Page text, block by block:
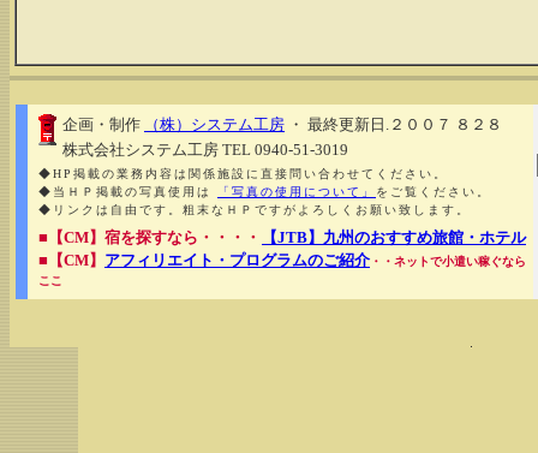
企画・制作 （株）システム工房 ・ 最終更新日.２００７ ８２８
株式会社システム工房 TEL 0940-51-3019
◆HP掲載の業務内容は関係施設に直接問い合わせてください。
◆当ＨＰ掲載の写真使用は
「写真の使用について」 をご覧ください。
◆リンクは自由です。粗末なＨＰですがよろしくお願い致します。
■【CM】宿を探すなら・・・・
【JTB】九州のおすすめ旅館・ホテル
■【CM】 アフィリエイト・プログラムのご紹介 ・・ネットで小遣い稼ぐなら
ここ